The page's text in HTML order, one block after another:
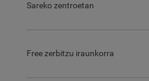
Sareko zentroetan
Free zerbitzu iraunkorra